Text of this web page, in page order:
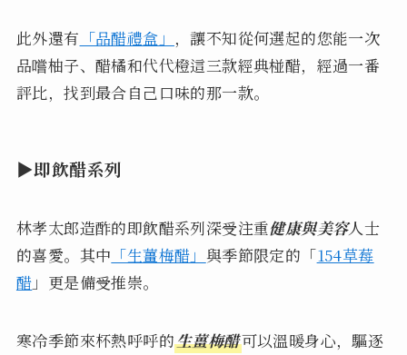
此外還有 「品醋禮盒」 ，讓不知從何選起的您能一次
品嚐柚子、醋橘和代代橙這三款經典椪醋，經過一番
評比，找到最合自己口味的那一款。
▶即飲醋系列
林孝太郎造酢的即飲醋系列深受注重健康與美容人士
的喜愛。其中 「生薑梅醋」 與季節限定的「154草莓
醋 」更是備受推崇。
寒冷季節來杯熱呼呼的生薑梅醋可以溫暖身心，驅逐